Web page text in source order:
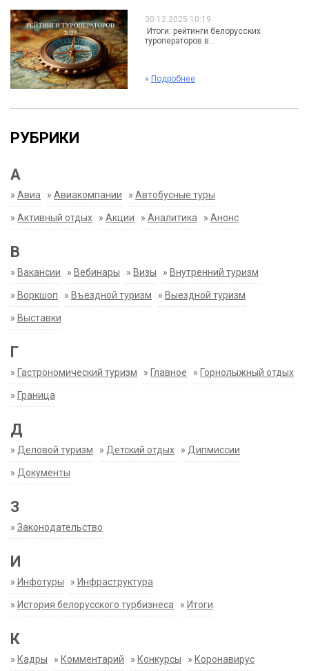
30.12.2025 10:19
Итоги: рейтинги белорусских
туроператоров в...
» Подробнее
РУБРИКИ
А
» Авиа » Авиакомпании » Автобусные туры
» Активный отдых » Акции » Аналитика » Анонс
В
» Вакансии » Вебинары » Визы » Внутренний туризм
» Воркшоп » Въездной туризм » Выездной туризм
» Выставки
Г
» Гастрономический туризм » Главное » Горнолыжный отдых
» Граница
Д
» Деловой туризм » Детский отдых » Дипмиссии
» Документы
З
» Законодательство
И
» Инфотуры » Инфраструктура
» История белорусского турбизнеса » Итоги
К
» Кадры » Комментарий » Конкурсы » Коронавирус